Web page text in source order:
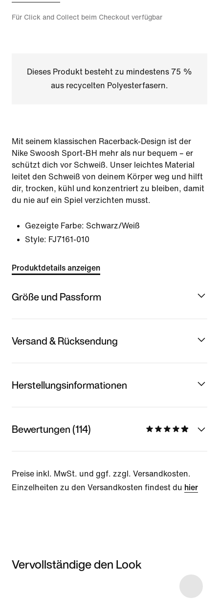
Für Click and Collect beim Checkout verfügbar
Dieses Produkt besteht zu mindestens 75 %
aus recycelten Polyesterfasern.
Mit seinem klassischen Racerback-Design ist der
Nike Swoosh Sport-BH mehr als nur bequem – er
schützt dich vor Schweiß. Unser leichtes Material
leitet den Schweiß von deinem Körper weg und hilft
dir, trocken, kühl und konzentriert zu bleiben, damit
du nie auf ein Spiel verzichten musst.
Gezeigte Farbe: Schwarz/Weiß
Style: FJ7161-010
Produktdetails anzeigen
Größe und Passform
Versand & Rücksendung
Herstellungsinformationen
Bewertungen (114)
Preise inkl. MwSt. und ggf. zzgl. Versandkosten.
Einzelheiten zu den Versandkosten findest du hier
Vervollständige den Look